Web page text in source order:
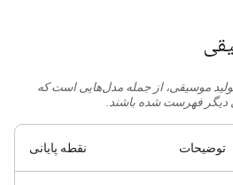
موسیقی، از جمله مدل‌هایی است که
فهرست شده باشند.
توضیحات نقطه پایانی